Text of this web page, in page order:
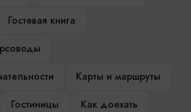
Гостевая книга
Карты и маршруты
Гостиницы
Как доехать